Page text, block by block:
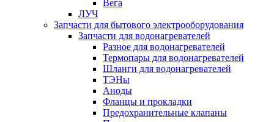
Вега
ЛУЧ
Запчасти для бытового электрооборудования
Запчасти для водонагревателей
Разное для водонагревателей
Термопары для водонагревателей
Шланги для водонагревателей
ТЭНы
Аноды
Фланцы и прокладки
Предохранительные клапаны